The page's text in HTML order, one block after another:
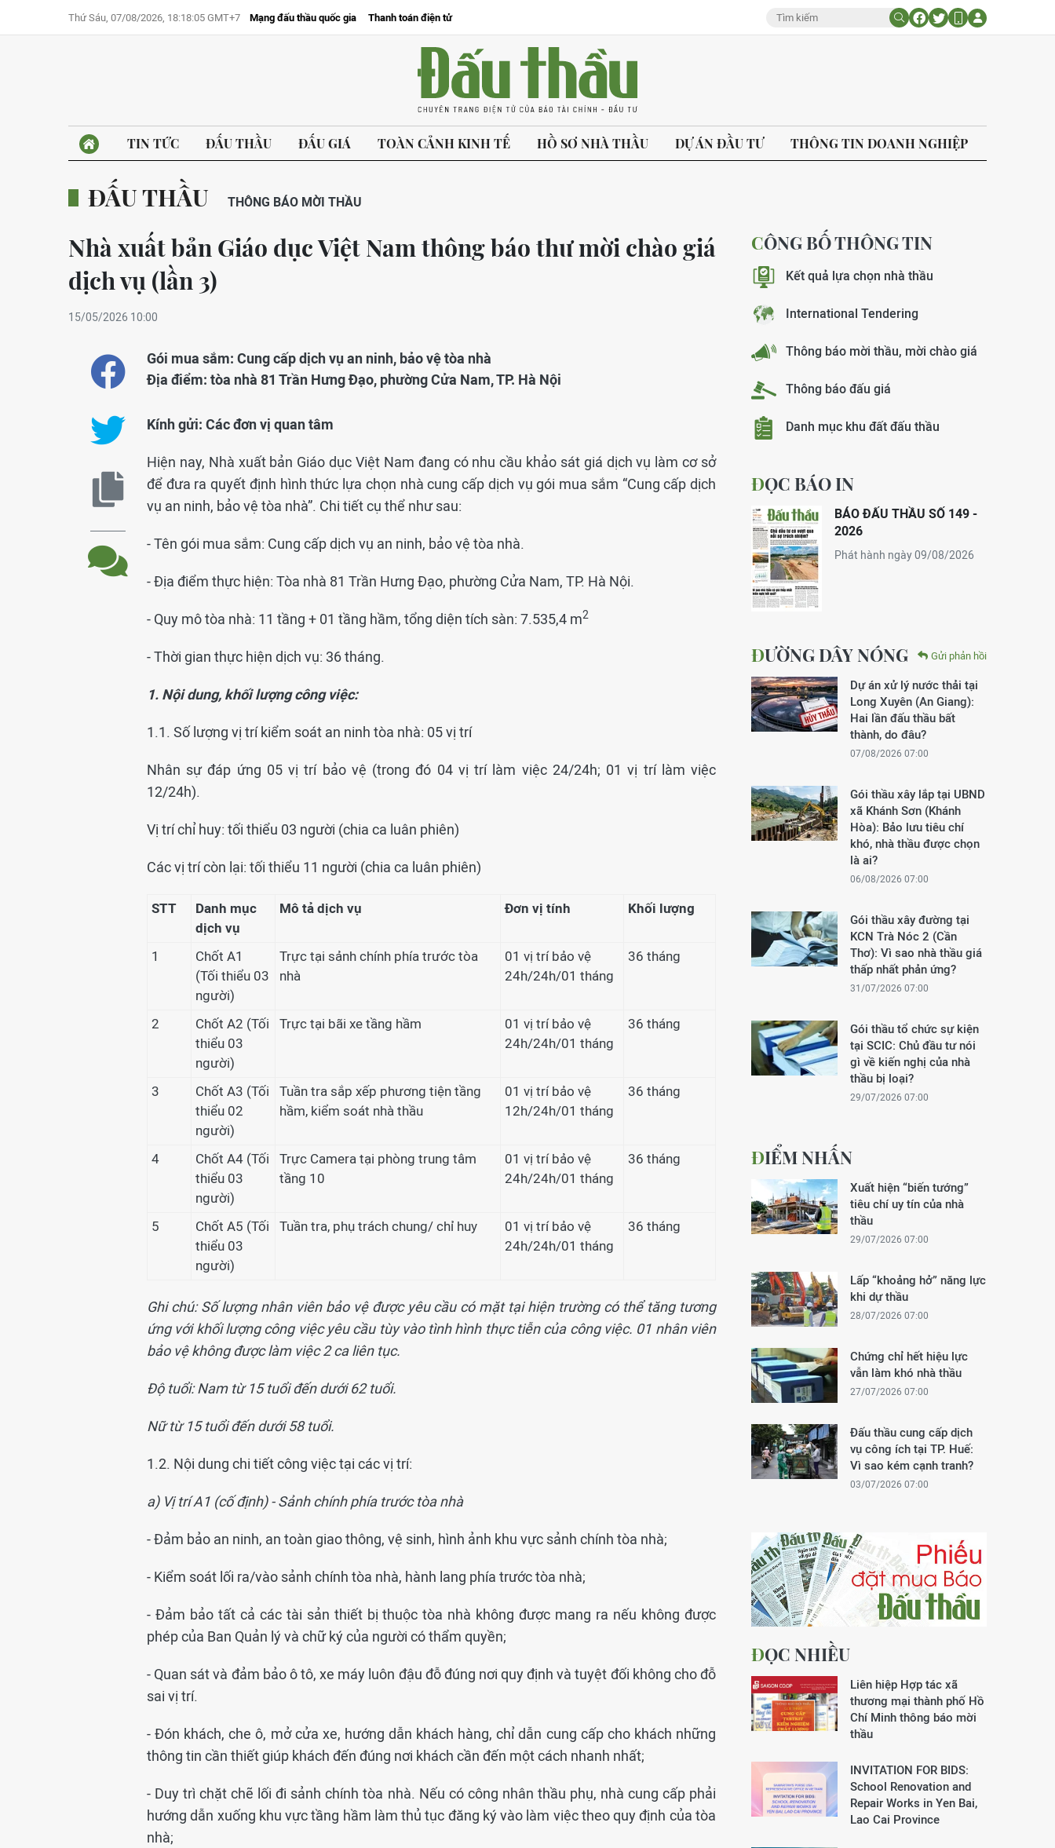
Thứ Sáu, 07/08/2026, 18:18:05 GMT+7 Mạng đấu thầu quốc gia Thanh toán điện tử
TIN TỨC ĐẤU THẦU ĐẤU GIÁ TOÀN CẢNH KINH TẾ HỒ SƠ NHÀ THẦU DỰ ÁN ĐẦU TƯ THÔNG TIN DOANH NGHIỆP
ĐẤU THẦU THÔNG BÁO MỜI THẦU
Nhà xuất bản Giáo dục Việt Nam thông báo thư mời chào giá
dịch vụ (lần 3)
15/05/2026 10:00
Gói mua sắm: Cung cấp dịch vụ an ninh, bảo vệ tòa nhà
Địa điểm: tòa nhà 81 Trần Hưng Đạo, phường Cửa Nam, TP. Hà Nội
Kính gửi: Các đơnvị quan tâm
Hiện nay, Nhà xuất bản Giáo dục Việt Nam đang có nhu cầu khảo sát giá dịch vụ làm cơ sở
để đưa ra quyết định hình thức lựa chọn nhà cung cấp dịch vụ gói mua sắm “Cung cấp dịch
vụ an ninh, bảo vệ tòa nhà”. Chi tiết cụ thể như sau:
- Tên gói mua sắm: Cung cấp dịch vụ an ninh, bảo vệ tòa nhà.
- Địa điểm thực hiện: Tòa nhà 81 Trần Hưng Đạo, phường Cửa Nam, TP. Hà Nội.
- Quy mô tòa nhà: 11 tầng + 01 tầng hầm, tổng diện tích sàn: 7.535,4 m2
- Thời gian thực hiện dịch vụ: 36 tháng.
1. Nội dung, khối lượngcông việc:
1.1. Số lượng vị trí kiểm soát an ninh tòa nhà: 05 vị trí
Nhân sự đáp ứng 05 vị trí bảo vệ (trong đó 04 vị trí làm việc 24/24h; 01 vị trí làm việc
12/24h).
Vị trí chỉ huy: tối thiểu 03 người (chia ca luân phiên)
Các vị trí còn lại: tối thiểu 11 người (chia ca luân phiên)
STT
Danh mục
dịch vụ
Mô tả dịch vụ Đơn vị tính Khối lượng
1
Chốt A1
(Tối thiểu 03
người)
Trực tại sảnh chính phía trước tòa
nhà
01 vị trí bảo vệ
24h/24h/01 tháng
36 tháng
2
Chốt A2 (Tối
thiểu 03
người)
Trực tại bãi xe tầng hầm
01 vị trí bảo vệ
24h/24h/01 tháng
36 tháng
3
Chốt A3 (Tối
thiểu 02
người)
Tuần tra sắp xếp phương tiện tầng
hầm, kiểm soát nhà thầu
01 vị trí bảo vệ
12h/24h/01 tháng
36 tháng
4
Chốt A4 (Tối
thiểu 03
người)
Trực Camera tại phòng trung tâm
tầng 10
01 vị trí bảo vệ
24h/24h/01 tháng
36 tháng
5
Chốt A5 (Tối
thiểu 03
người)
Tuần tra, phụ trách chung/ chỉ huy
01 vị trí bảo vệ
24h/24h/01 tháng
36 tháng
Ghi chú: Số lượng nhân viên bảo vệ được yêu cầu có mặt tại hiện trường có thể tăng tương
ứng với khối lượng công việc yêu cầu tùy vào tình hình thực tiễn của công việc. 01 nhân viên
bảo vệ không được làm việc 2 ca liên tục.
Độ tuổi: Nam từ 15 tuổi đến dưới 62 tuổi.
Nữ từ 15 tuổi đến dưới 58 tuổi.
1.2. Nội dung chi tiết công việc tại các vị trí:
a) Vị trí A1 (cố định) - Sảnh chính phía trước tòa nhà
- Đảm bảo an ninh, an toàn giao thông, vệ sinh, hình ảnh khu vực sảnh chính tòa nhà;
- Kiểm soát lối ra/vào sảnh chính tòa nhà, hành lang phía trước tòa nhà;
- Đảm bảo tất cả các tài sản thiết bị thuộc tòa nhà không được mang ra nếu không được
phép của Ban Quản lý và chữ ký của người có thẩm quyền;
- Quan sát và đảm bảo ô tô, xe máy luôn đậu đỗ đúng nơi quy định và tuyệt đối không cho đỗ
sai vị trí.
- Đón khách, che ô, mở cửa xe, hướng dẫn khách hàng, chỉ dẫn cung cấp cho khách những
thông tin cần thiết giúp khách đến đúng nơi khách cần đến một cách nhanh nhất;
- Duy trì chặt chẽ lối đi sảnh chính tòa nhà. Nếu có công nhân thầu phụ, nhà cung cấp phải
hướng dẫn xuống khu vực tầng hầm làm thủ tục đăng ký vào làm việc theo quy định của tòa
nhà;
CÔNG BỐ THÔNG TIN
Kết quả lựa chọn nhà thầu
International Tendering
Thông báo mời thầu, mời chào giá
Thông báo đấu giá
Danh mục khu đất đấu thầu
ĐỌC BÁO IN
BÁO ĐẤU THẦU SỐ 149 -
2026
Phát hành ngày 09/08/2026
ĐƯỜNG DÂY NÓNG Gửi phản hồi
Dự án xử lý nước thải tại
Long Xuyên (An Giang):
Hai lần đấu thầu bất
thành, do đâu?
07/08/2026 07:00
Gói thầu xây lắp tại UBND
xã Khánh Sơn (Khánh
Hòa): Bảo lưu tiêu chí
khó, nhà thầu được chọn
là ai?
06/08/2026 07:00
Gói thầu xây đường tại
KCN Trà Nóc 2 (Cần
Thơ): Vì sao nhà thầu giá
thấp nhất phản ứng?
31/07/2026 07:00
Gói thầu tổ chức sự kiện
tại SCIC: Chủ đầu tư nói
gì về kiến nghị của nhà
thầu bị loại?
29/07/2026 07:00
ĐIỂM NHẤN
Xuất hiện “biến tướng”
tiêu chí uy tín của nhà
thầu
29/07/2026 07:00
Lấp “khoảng hở” năng lực
khi dự thầu
28/07/2026 07:00
Chứng chỉ hết hiệu lực
vẫn làm khó nhà thầu
27/07/2026 07:00
Đấu thầu cung cấp dịch
vụ công ích tại TP. Huế:
Vì sao kém cạnh tranh?
03/07/2026 07:00
ĐỌC NHIỀU
Liên hiệp Hợp tác xã
thương mại thành phố Hồ
Chí Minh thông báo mời
thầu
INVITATION FOR BIDS:
School Renovation and
Repair Works in Yen Bai,
Lao Cai Province